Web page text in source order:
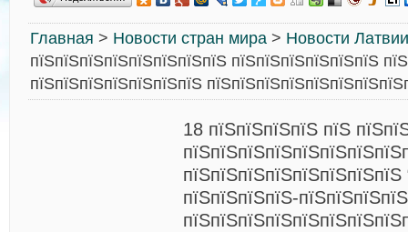
Главная > Новости стран мира > Новости Латвии
пїЅпїЅпїЅпїЅпїЅпїЅпїЅпїЅ пїЅпїЅпїЅпїЅпїЅпїЅ
пїЅпїЅпїЅпїЅпїЅпїЅпїЅ
18 пїЅпїЅпїЅпїЅ пїЅ
пїЅпїЅпїЅпїЅпїЅпїЅпїЅпїЅ
пїЅпїЅпїЅпїЅ-